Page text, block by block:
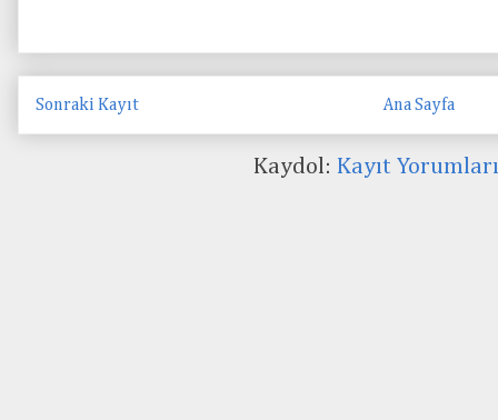
Sonraki Kayıt Ana Sayfa
Kaydol: Kayıt